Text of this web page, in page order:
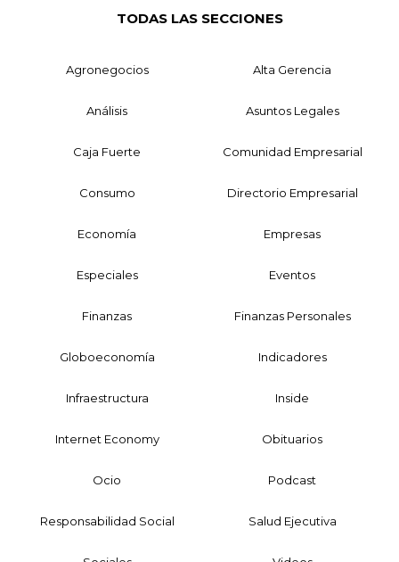
TODAS LAS SECCIONES
Agronegocios Alta Gerencia
Análisis Asuntos Legales
Caja Fuerte Comunidad Empresarial
Consumo Directorio Empresarial
Economía Empresas
Especiales Eventos
Finanzas Finanzas Personales
Globoeconomía Indicadores
Infraestructura Inside
Internet Economy Obituarios
Ocio Podcast
Responsabilidad Social Salud Ejecutiva